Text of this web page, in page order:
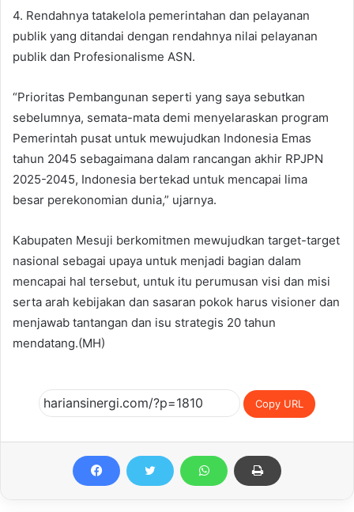
4. Rendahnya tatakelola pemerintahan dan pelayanan
publik yang ditandai dengan rendahnya nilai pelayanan
publik dan Profesionalisme ASN.
“Prioritas Pembangunan seperti yang saya sebutkan
sebelumnya, semata-mata demi menyelaraskan program
Pemerintah pusat untuk mewujudkan Indonesia Emas
tahun 2045 sebagaimana dalam rancangan akhir RPJPN
2025-2045, Indonesia bertekad untuk mencapai lima
besar perekonomian dunia,” ujarnya.
Kabupaten Mesuji berkomitmen mewujudkan target-target
nasional sebagai upaya untuk menjadi bagian dalam
mencapai hal tersebut, untuk itu perumusan visi dan misi
serta arah kebijakan dan sasaran pokok harus visioner dan
menjawab tantangan dan isu strategis 20 tahun
mendatang.(MH)
Copy URL